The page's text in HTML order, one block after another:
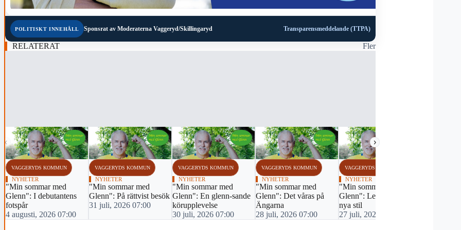
POLITISKT INNEHÅLL Sponsrat av Moderaterna Vaggeryd/Skillingaryd Transparensmeddelande (TTPA)
RELATERAT Fler
‹ ›
VAGGERYDS KOMMUN
NYHETER
"Min sommar med
Glenn": I debutantens
fotspår
4 augusti, 2026 07:00
VAGGERYDS KOMMUN
NYHETER
"Min sommar med
Glenn": På rättvist besök
31 juli, 2026 07:00
VAGGERYDS KOMMUN
NYHETER
"Min sommar med
Glenn": En glenn-sande
körupplevelse
30 juli, 2026 07:00
VAGGERYDS KOMMUN
NYHETER
"Min sommar med
Glenn": Det våras på
Ängarna
28 juli, 2026 07:00
VAGGERYDS KOMMUN
NYHETER
"Min sommar med
Glenn": Legendarens
nya stil
27 juli, 2026 07:00